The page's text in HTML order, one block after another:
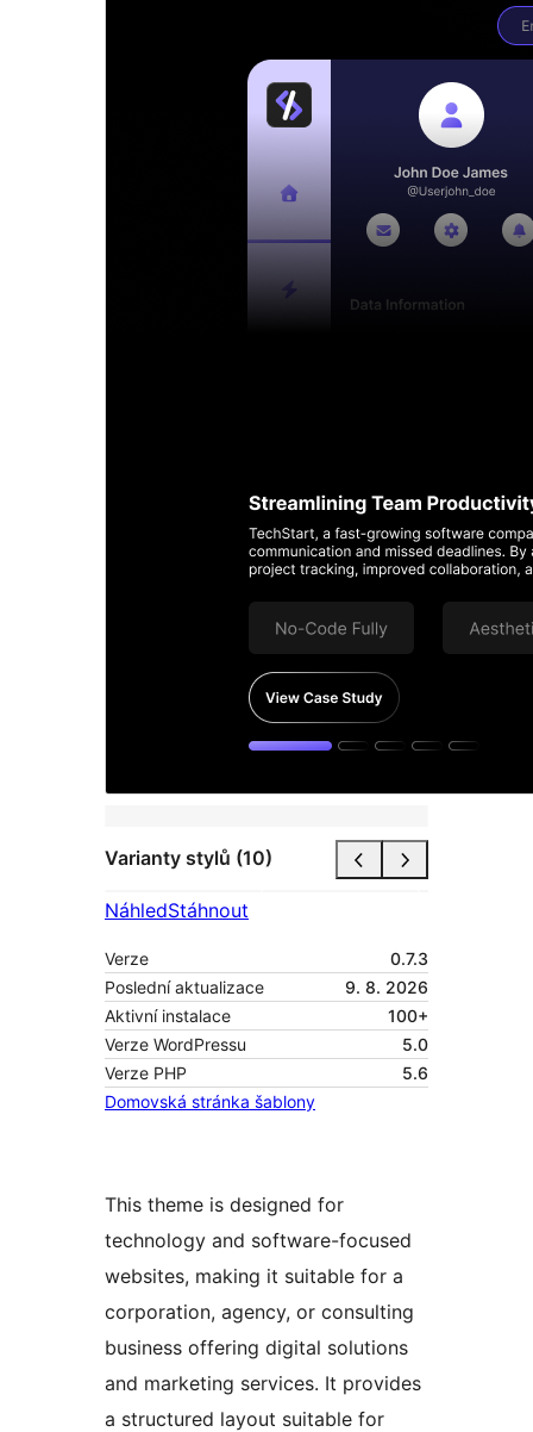
Varianty stylů (10)
NáhledStáhnout
Verze
0.7.3
Poslední aktualizace
9. 8. 2026
Aktivní instalace
100+
Verze WordPressu
5.0
Verze PHP
5.6
Domovská stránka šablony
This theme is designed for
technology and software-focused
websites, making it suitable for a
corporation, agency, or consulting
business offering digital solutions
and marketing services. It provides
a structured layout suitable for